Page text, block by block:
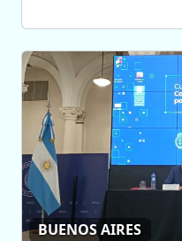
BUENOS AIRES